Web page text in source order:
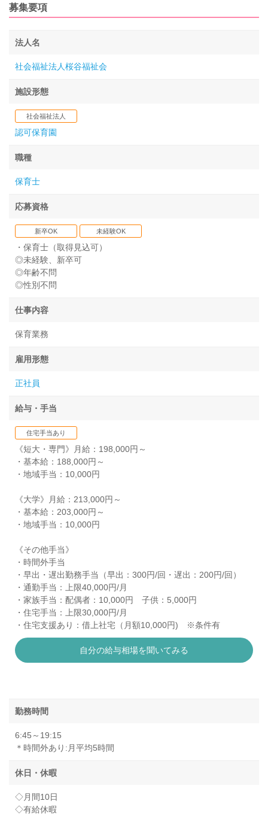
募集要項
法人名
社会福祉法人桜谷福祉会
施設形態
社会福祉法人
認可保育園
職種
保育士
応募資格
新卒OK 未経験OK
・保育士（取得見込可）
◎未経験、新卒可
◎年齢不問
◎性別不問
仕事内容
保育業務
雇用形態
正社員
給与・手当
住宅手当あり
《短大・専門》月給：198,000円～
・基本給：188,000円～
・地域手当：10,000円
《大学》月給：213,000円～
・基本給：203,000円～
・地域手当：10,000円
《その他手当》
・時間外手当
・早出・遅出勤務手当（早出：300円/回・遅出：200円/回）
・通勤手当：上限40,000円/月
・家族手当：配偶者：10,000円 子供：5,000円
・住宅手当：上限30,000円/月
・住宅支援あり：借上社宅（月額10,000円) ※条件有
自分の給与相場を聞いてみる
勤務時間
6:45～19:15
＊時間外あり:月平均5時間
休日・休暇
◇月間10日
◇有給休暇